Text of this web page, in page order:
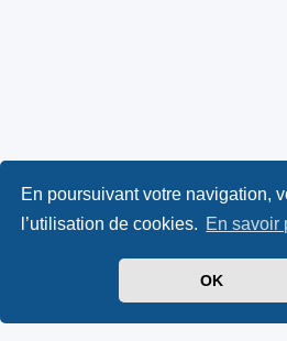
En poursuivant votre navigation,
l’utilisation de cookies. En savoir
OK